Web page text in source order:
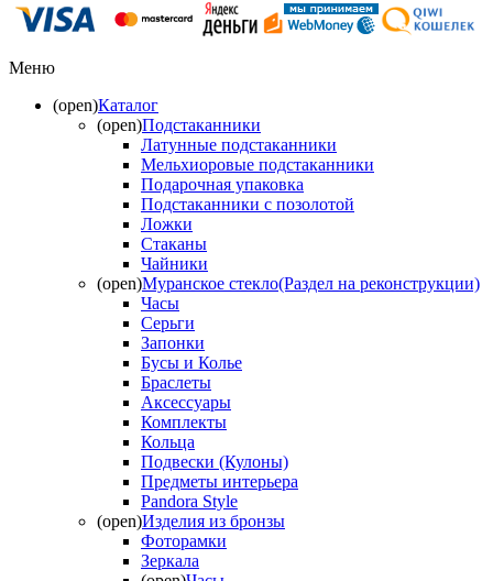
Меню
(open)Каталог
(open)Подстаканники
Латунные подстаканники
Мельхиоровые подстаканники
Подарочная упаковка
Подстаканники с позолотой
Ложки
Стаканы
Чайники
(open)Муранское стекло(Раздел на реконструкции)
Часы
Серьги
Запонки
Бусы и Колье
Браслеты
Аксессуары
Комплекты
Кольца
Подвески (Кулоны)
Предметы интерьера
Pandora Style
(open)Изделия из бронзы
Фоторамки
Зеркала